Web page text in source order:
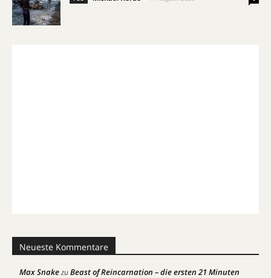
Neueste Kommentare
Max SnakezuBeast of Reincarnation – die ersten 21 Minuten